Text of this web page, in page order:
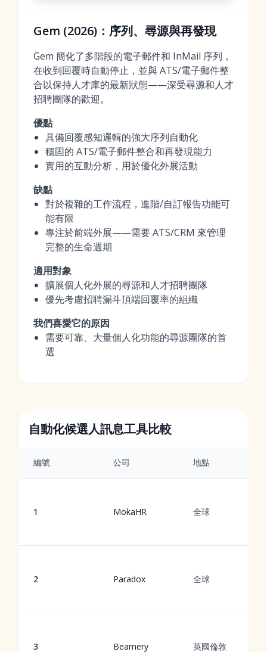
Gem (2026)：序列、尋源與再發現
Gem 簡化了多階段的電子郵件和 InMail 序列，
在收到回覆時自動停止，並與 ATS/電子郵件整
合以保持人才庫的最新狀態——深受尋源和人才
招聘團隊的歡迎。
優點
具備回覆感知邏輯的強大序列自動化
穩固的 ATS/電子郵件整合和再發現能力
實用的互動分析，用於優化外展活動
缺點
對於複雜的工作流程，進階/自訂報告功能可
能有限
專注於前端外展——需要 ATS/CRM 來管理
完整的生命週期
適用對象
擴展個人化外展的尋源和人才招聘團隊
優先考慮招聘漏斗頂端回覆率的組織
我們喜愛它的原因
需要可靠、大量個人化功能的尋源團隊的首
選
自動化候選人訊息工具比較
編號 公司 地點
1 MokaHR 全球
2 Paradox 全球
3 Beamery 英國倫敦